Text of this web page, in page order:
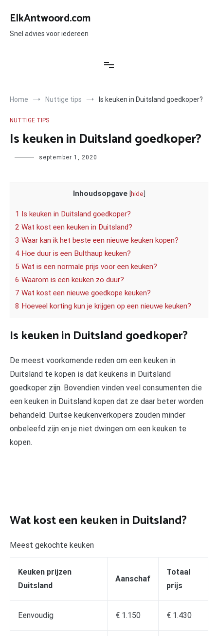
naar
inhoud
ElkAntwoord.com
Snel advies voor iedereen
Home Nuttige tips Is keuken in Duitsland goedkoper?
NUTTIGE TIPS
Is keuken in Duitsland goedkoper?
Author september 1, 2020
Inhoudsopgave [hide]
1 Is keuken in Duitsland goedkoper?
2 Wat kost een keuken in Duitsland?
3 Waar kan ik het beste een nieuwe keuken kopen?
4 Hoe duur is een Bulthaup keuken?
5 Wat is een normale prijs voor een keuken?
6 Waarom is een keuken zo duur?
7 Wat kost een nieuwe goedkope keuken?
8 Hoeveel korting kun je krijgen op een nieuwe keuken?
Is keuken in Duitsland goedkoper?
De meest voorkomende reden om een keuken in
Duitsland te kopen is dat keukens in Duitsland
goedkoper zijn. Bovendien vinden veel consumenten die
een keuken in Duitsland kopen dat ze daar beter worden
behandeld: Duitse keukenverkopers zouden minder
onbeleefd zijn en je niet dwingen om een keuken te
kopen.
Wat kost een keuken in Duitsland?
Meest gekochte keuken
Keuken prijzen
Duitsland
Aanschaf
Totaal
prijs
Eenvoudig € 1.150 € 1.430